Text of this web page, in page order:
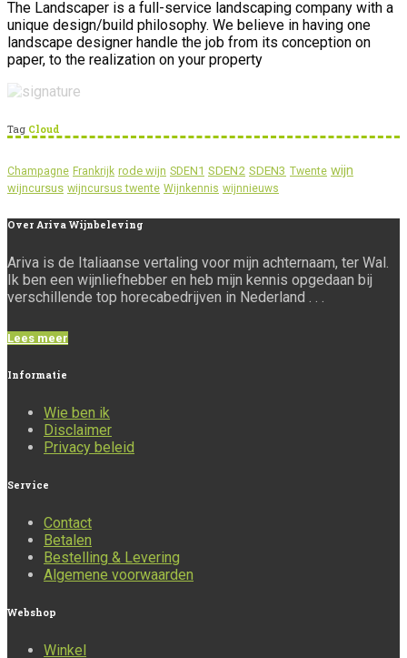
The Landscaper is a full-service landscaping company with a
unique design/build philosophy. We believe in having one
landscape designer handle the job from its conception on
paper, to the realization on your property
Tag Cloud
Champagne Frankrijk rode wijn SDEN1 SDEN2 SDEN3 Twente wijn
wijncursus wijncursus twente Wijnkennis wijnnieuws
Over Ariva Wijnbeleving
Ariva is de Italiaanse vertaling voor mijn achternaam, ter Wal.
Ik ben een wijnliefhebber en heb mijn kennis opgedaan bij
verschillende top horecabedrijven in Nederland . . .
Lees meer
Informatie
Wie ben ik
Disclaimer
Privacy beleid
Service
Contact
Betalen
Bestelling & Levering
Algemene voorwaarden
Webshop
Winkel